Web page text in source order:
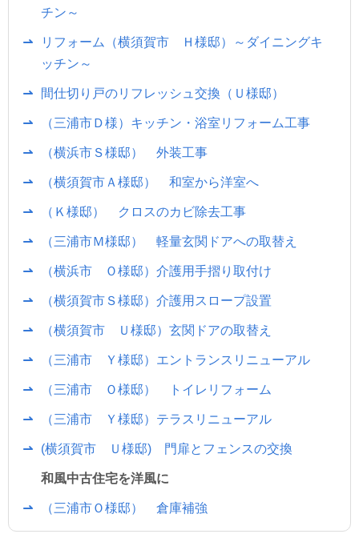
チン～
リフォーム（横須賀市 Ｈ様邸）～ダイニングキ
ッチン～
間仕切り戸のリフレッシュ交換（Ｕ様邸）
（三浦市Ｄ様）キッチン・浴室リフォーム工事
（横浜市Ｓ様邸） 外装工事
（横須賀市Ａ様邸） 和室から洋室へ
（Ｋ様邸） クロスのカビ除去工事
（三浦市Ｍ様邸） 軽量玄関ドアへの取替え
（横浜市 Ｏ様邸）介護用手摺り取付け
（横須賀市Ｓ様邸）介護用スロープ設置
（横須賀市 Ｕ様邸）玄関ドアの取替え
（三浦市 Ｙ様邸）エントランスリニューアル
（三浦市 Ｏ様邸） トイレリフォーム
（三浦市 Ｙ様邸）テラスリニューアル
(横須賀市 Ｕ様邸) 門扉とフェンスの交換
和風中古住宅を洋風に
（三浦市Ｏ様邸） 倉庫補強